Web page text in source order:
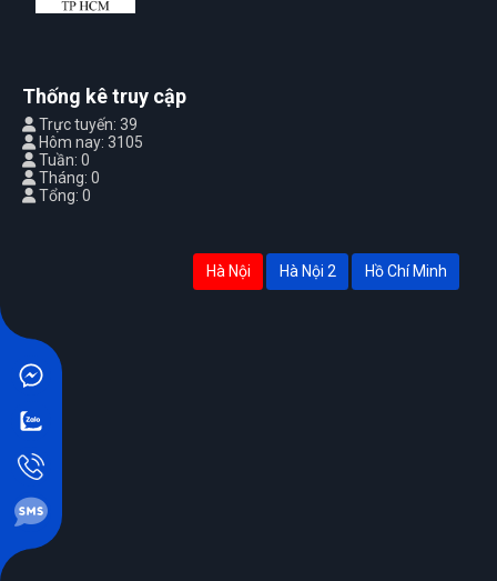
Thống kê truy cập
Trực tuyến: 39
Hôm nay: 3105
Tuần: 0
Tháng: 0
Tổng: 0
Hà Nội Hà Nội 2 Hồ Chí Minh